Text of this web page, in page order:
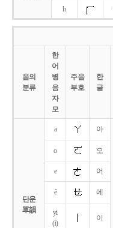
h
음의
분류
한
어
병
음
자
모
주음
부호
한
글
단운
單韻
a 아
o 오
e 어
ê 에
yi
(i)
이